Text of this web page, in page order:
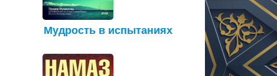
Мудрость в испытаниях